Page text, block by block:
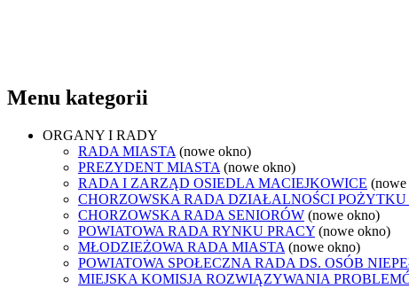
Menu kategorii
ORGANY I RADY
RADA MIASTA (nowe okno)
PREZYDENT MIASTA (nowe okno)
RADA I ZARZĄD OSIEDLA MACIEJKOWICE
CHORZOWSKA RADA DZIAŁALNOŚCI POŻYTKU
CHORZOWSKA RADA SENIORÓW (nowe okno)
POWIATOWA RADA RYNKU PRACY (nowe okno)
MŁODZIEŻOWA RADA MIASTA (nowe okno)
POWIATOWA SPOŁECZNA RADA DS. OSÓB
MIEJSKA KOMISJA ROZWIĄZYWANIA